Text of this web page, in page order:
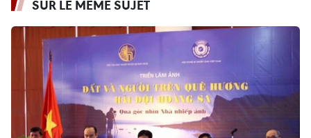
SUR LE MÊME SUJET